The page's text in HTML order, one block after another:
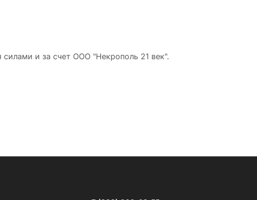
и за счет ООО "Некрополь 21 век".